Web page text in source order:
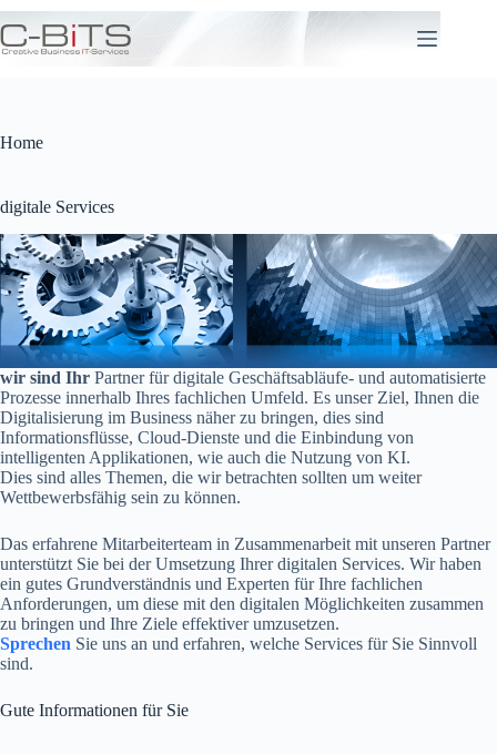
Zum
Inhalt
springen
Home
digitale Services
wir sind Ihr Partner für digitale Geschäftsabläufe- und automatisierte
Prozesse innerhalb Ihres fachlichen Umfeld. Es unser Ziel, Ihnen die
Digitalisierung im Business näher zu bringen, dies sind
Informationsflüsse, Cloud-Dienste und die Einbindung von
intelligenten Applikationen, wie auch die Nutzung von KI.
Dies sind alles Themen, die wir betrachten sollten um weiter
Wettbewerbsfähig sein zu können.
Das erfahrene Mitarbeiterteam in Zusammenarbeit mit unseren Partner
unterstützt Sie bei der Umsetzung Ihrer digitalen Services. Wir haben
ein gutes Grundverständnis und Experten für Ihre fachlichen
Anforderungen, um diese mit den digitalen Möglichkeiten zusammen
zu bringen und Ihre Ziele effektiver umzusetzen.
Sprechen Sie uns an und erfahren, welche Services für Sie Sinnvoll
sind.
Gute Informationen für Sie